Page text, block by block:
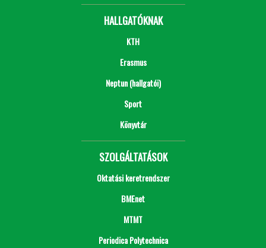
HALLGATÓKNAK
KTH
Erasmus
Neptun (hallgatói)
Sport
Könyvtár
SZOLGÁLTATÁSOK
Oktatási keretrendszer
BMEnet
MTMT
Periodica Polytechnica